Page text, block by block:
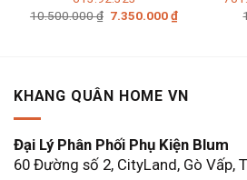
10.500.000₫ Giá
7.350.000₫Giá
KHANG QUÂN HOME VN
Đại Lý Phân Phối Phụ Kiện Blum
60 Đường số 2, CityLand, Gò Vấp,